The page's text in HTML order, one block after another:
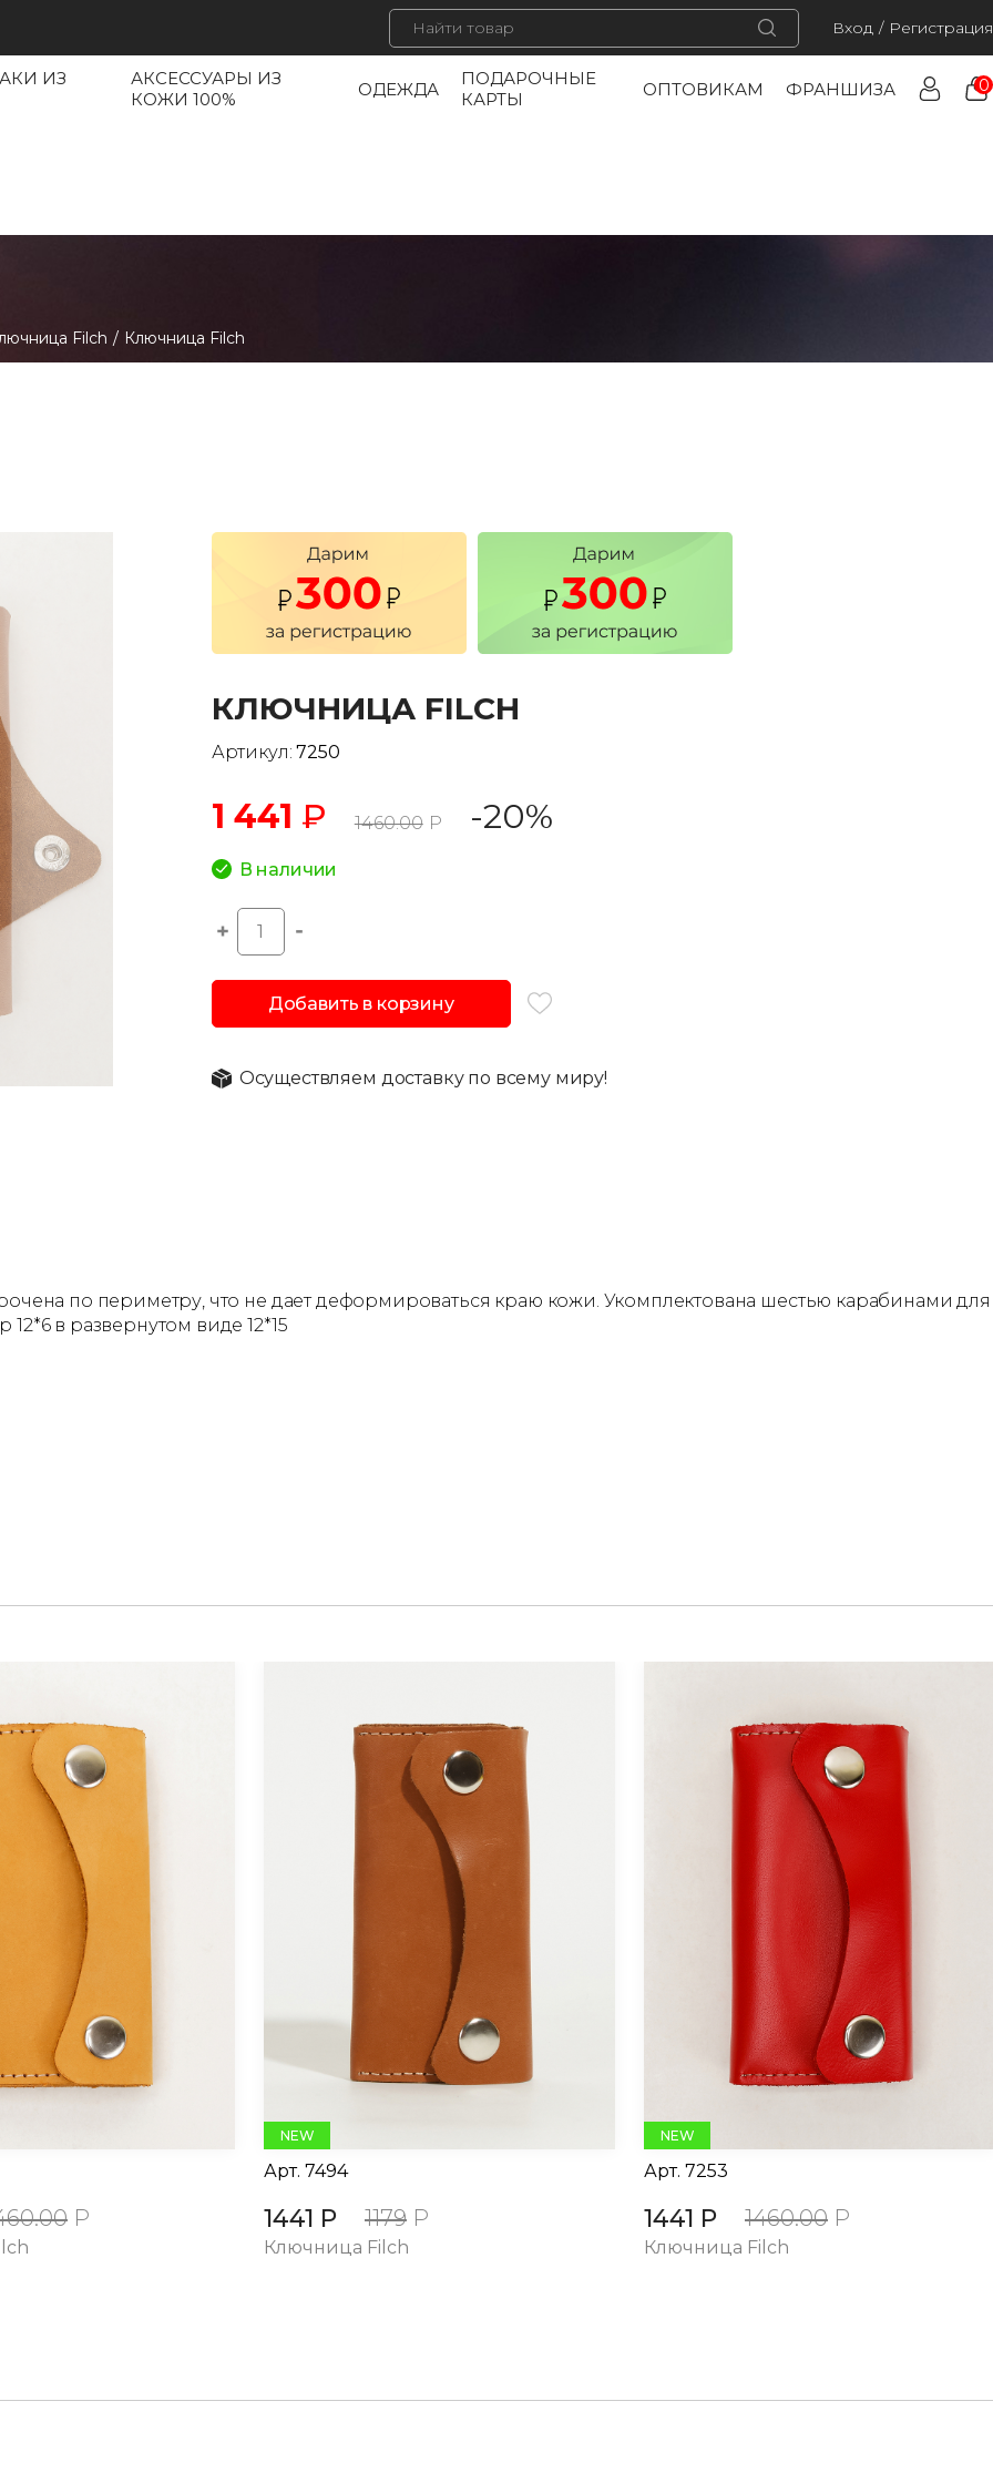
Вход / Регистрация
ИЗ
АКСЕССУАРЫ ИЗ
КОЖИ 100%
ОДЕЖДА
ПОДАРОЧНЫЕ
КАРТЫ
ОПТОВИКАМ ФРАНШИЗА 0
Filch / Ключница Filch
КЛЮЧНИЦА FILCH
Артикул: 7250
1 441 ₽ 1460.00 Р -20%
В наличии
Добавить в корзину
Осуществляем доставку по всему миру!
по периметру, что не дает деформироваться краю кожи. Укомплектована шестью карабинами для
в развернутом виде 12*15
Р
NEW
Арт. 7494
1441 Р 1179 Р
Ключница Filch
NEW
Арт. 7253
1441 Р 1460.00 Р
Ключница Filch